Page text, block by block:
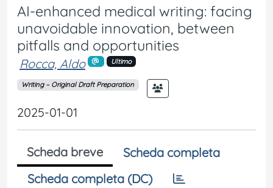
AI-enhanced medical writing: facing
unavoidable innovation, between
pitfalls and opportunities
Rocca, Aldo Ultimo
Writing – Original Draft Preparation
2025-01-01
Scheda breve
Scheda completa
Scheda completa (DC)